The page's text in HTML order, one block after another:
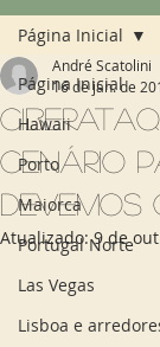
Página Inicial
Hawaii
Porto
Maiorca
Portugal Norte
Las Vegas
Lisboa e
Página Inicial
cenário
André Scatolini
16 de jan. de
Atualizado:9 de